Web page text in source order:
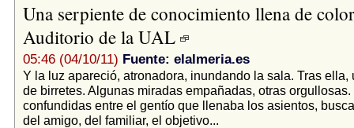
Una serpiente de conocimiento llena de
Auditorio de la UAL
05:46 (04/10/11) Fuente: elalmeria.es
Y la luz apareció, atronadora, inundando la sala. Tras ella,
de birretes. Algunas miradas empañadas, otras orgullosas.
confundidas entre el gentío que llenaba los asientos,
del amigo, del familiar, el objetivo...